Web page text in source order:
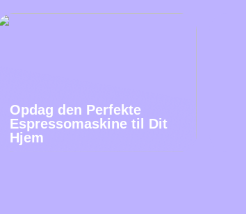
Opdag den Perfekte
Espressomaskine til Dit
Hjem